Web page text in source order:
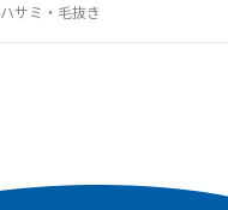
ハサミ・毛抜き